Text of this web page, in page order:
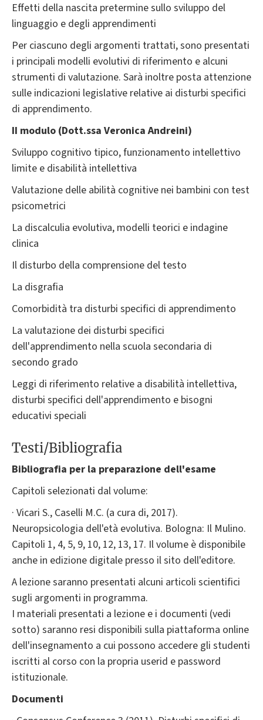
Effetti della nascita pretermine sullo sviluppo del
linguaggio e degli apprendimenti
Per ciascuno degli argomenti trattati, sono presentati
i principali modelli evolutivi di riferimento e alcuni
strumenti di valutazione. Sarà inoltre posta attenzione
sulle indicazioni legislative relative ai disturbi specifici
di apprendimento.
II modulo (Dott.ssa Veronica Andreini)
Sviluppo cognitivo tipico, funzionamento intellettivo
limite e disabilità intellettiva
Valutazione delle abilità cognitive nei bambini con test
psicometrici
La discalculia evolutiva, modelli teorici e indagine
clinica
Il disturbo della comprensione del testo
La disgrafia
Comorbidità tra disturbi specifici di apprendimento
La valutazione dei disturbi specifici
dell'apprendimento nella scuola secondaria di
secondo grado
Leggi di riferimento relative a disabilità intellettiva,
disturbi specifici dell'apprendimento e bisogni
educativi speciali
Testi/Bibliografia
Bibliografia per la preparazione dell'esame
Capitoli selezionati dal volume:
· Vicari S., Caselli M.C. (a cura di, 2017).
Neuropsicologia dell'età evolutiva. Bologna: Il Mulino.
Capitoli 1, 4, 5, 9, 10, 12, 13, 17. Il volume è disponibile
anche in edizione digitale presso il sito dell'editore.
A lezione saranno presentati alcuni articoli scientifici
sugli argomenti in programma.
I materiali presentati a lezione e i documenti (vedi
sotto) saranno resi disponibili sulla piattaforma online
dell'insegnamento a cui possono accedere gli studenti
iscritti al corso con la propria userid e password
istituzionale.
Documenti